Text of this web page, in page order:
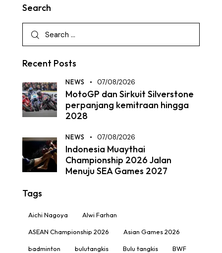
Search
Recent Posts
NEWS 07/08/2026
MotoGP dan Sirkuit Silverstone
perpanjang kemitraan hingga
2028
NEWS 07/08/2026
Indonesia Muaythai
Championship 2026 Jalan
Menuju SEA Games 2027
Tags
Aichi Nagoya Alwi Farhan
ASEAN Championship 2026 Asian Games 2026
badminton bulutangkis Bulu tangkis BWF